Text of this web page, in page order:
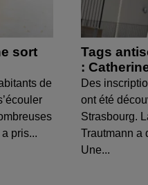
sort
de
pris...
Tags
:
Des
ont été
Strasbourg.
Trautmann a
Une...